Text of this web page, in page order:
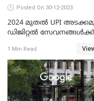
Posted On 30-12-2023
2024 മുതൽ UPI
ഡിജിറ്റൽ സേവനങ്ങൾക്ക്
കാത്തിരിക്കുന്നത്
1 Min Read